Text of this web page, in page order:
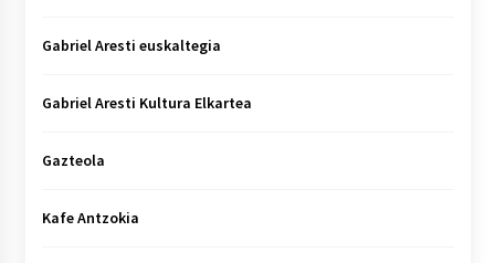
Gabriel Aresti euskaltegia
Gabriel Aresti Kultura Elkartea
Gazteola
Kafe Antzokia